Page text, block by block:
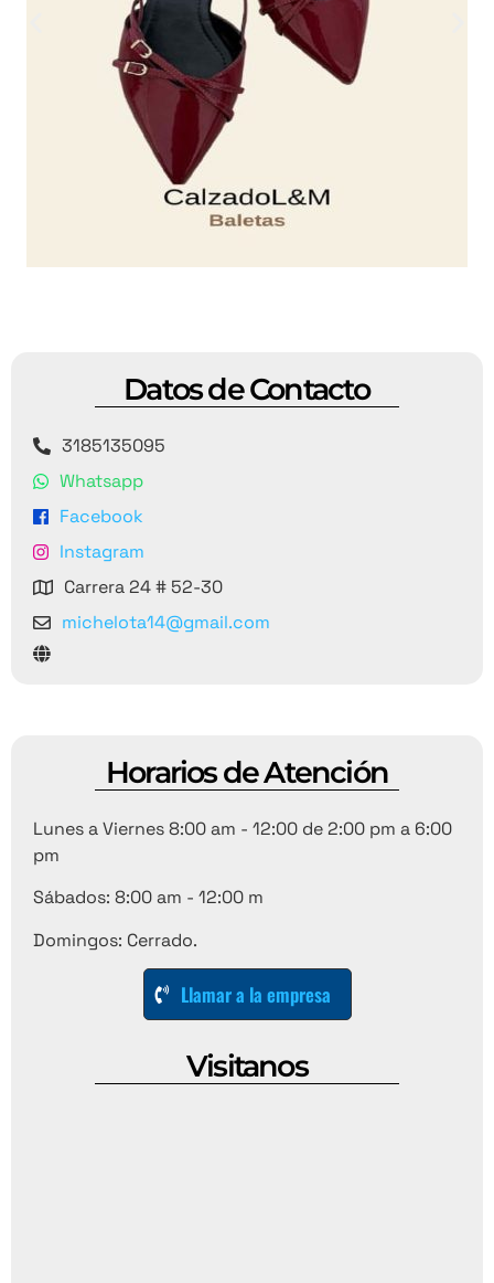
Datos de Contacto
3185135095
Whatsapp
Facebook
Instagram
Carrera 24 # 52-30
michelota14@gmail.com
Horarios de Atención
Lunes a Viernes 8:00 am - 12:00 de 2:00 pm a 6:00
pm
Sábados: 8:00 am - 12:00 m
Domingos: Cerrado.
Llamar a la empresa
Visitanos